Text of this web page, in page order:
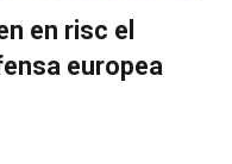
en risc el
europea